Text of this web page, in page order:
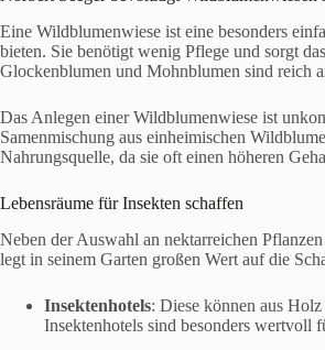
Eine Wildblumenwiese ist eine besonders
bieten. Sie benötigt wenig Pflege und sorgt
Glockenblumen und Mohnblumen sind reich
Das Anlegen einer Wildblumenwiese ist
Samenmischung aus einheimischen
Nahrungsquelle, da sie oft einen höheren
Lebensräume für Insekten schaffen
Neben der Auswahl an nektarreichen
legt in seinem Garten großen Wert auf die
Insektenhotels: Diese können aus
Insektenhotels sind besonders wertvoll